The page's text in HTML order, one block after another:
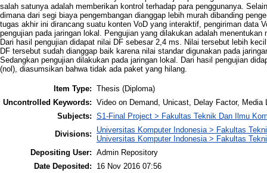
salah satunya adalah memberikan kontrol terhadap para penggunanya.
dimana dari segi biaya pengembangan dianggap lebih murah dibanding
tugas akhir ini dirancang suatu konten VoD yang interaktif, pengiriman data
pengujian pada jaringan lokal. Pengujian yang dilakukan adalah
Dari hasil pengujian didapat nilai DF sebesar 2,4 ms. Nilai tersebut lebih
DF tersebut sudah dianggap baik karena nilai standar digunakan pada
Sedangkan pengujian dilakukan pada jaringan lokal. Dari hasil pengujian
(nol), diasumsikan bahwa tidak ada paket yang hilang.
Item Type: Thesis (Diploma)
Uncontrolled Keywords: Video on Demand, Unicast, Delay Factor, Media
Subjects: S1-Final Project > Fakultas Teknik Dan Ilmu
Divisions:
Universitas Komputer Indonesia > Fakultas
Universitas Komputer Indonesia > Fakultas
Depositing User: Admin Repository
Date Deposited:
16 Nov 2016 07:56